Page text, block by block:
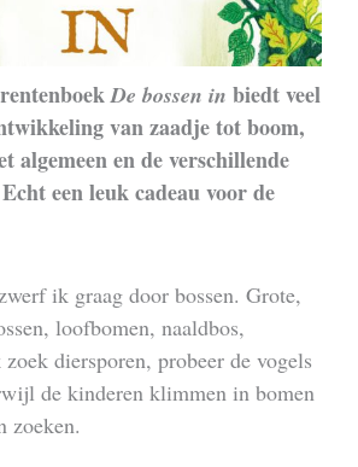
De bossen in biedt veel
van zaadje tot boom,
algemeen en de verschillende
een leuk cadeau voor de
ik graag door bossen. Grote,
loofbomen, naaldbos,
diersporen, probeer de vogels
de kinderen klimmen in bomen
zoeken.